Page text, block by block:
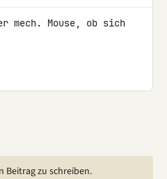
mech. Mouse, ob sich
Beitrag zu schreiben.